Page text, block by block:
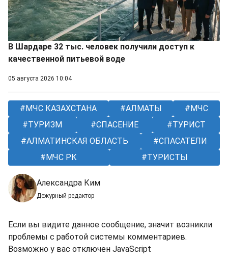
В Шардаре 32 тыс. человек получили доступ к
качественной питьевой воде
05 августа 2026 10:04
МЧС КАЗАХСТАНА АЛМАТЫ
МЧС
ТУРИЗМ
СПАСЕНИЕ
ТУРИСТ
АЛМАТИНСКАЯ ОБЛАСТЬ
СПАСАТЕЛИ
МЧС РК
ТУРИСТЫ
Александра Ким
Дежурный редактор
Если вы видите данное сообщение, значит возникли
проблемы с работой системы комментариев.
Возможно у вас отключен JavaScript